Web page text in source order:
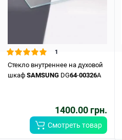
1
Стекло внутреннее на духовой
шкаф SAMSUNG DG64-00326A
1400.00 грн.
Смотреть товар